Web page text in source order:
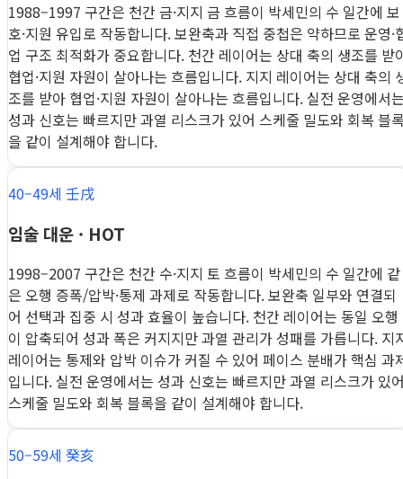
1988–1997 구간은 천간 금·지지 금 흐름이 박세민의 수 일간에 보
호·지원 유입로 작동합니다. 보완축과 직접 중첩은 약하므로 운영·
업 구조 최적화가 중요합니다. 천간 레이어는 상대 축의 생조를 받
협업·지원 자원이 살아나는 흐름입니다. 지지 레이어는 상대 축의
조를 받아 협업·지원 자원이 살아나는 흐름입니다. 실전 운영에서
성과 신호는 빠르지만 과열 리스크가 있어 스케줄 밀도와 회복 블
을 같이 설계해야 합니다.
40–49세 壬戌
임술 대운 · HOT
1998–2007 구간은 천간 수·지지 토 흐름이 박세민의 수 일간에 같
은 오행 증폭/압박·통제 과제로 작동합니다. 보완축 일부와 연결되
어 선택과 집중 시 성과 효율이 높습니다. 천간 레이어는 동일 오행
이 압축되어 성과 폭은 커지지만 과열 관리가 성패를 가릅니다. 지
레이어는 통제와 압박 이슈가 커질 수 있어 페이스 분배가 핵심 과
입니다. 실전 운영에서는 성과 신호는 빠르지만 과열 리스크가 있
스케줄 밀도와 회복 블록을 같이 설계해야 합니다.
50–59세 癸亥